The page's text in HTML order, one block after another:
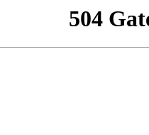
504